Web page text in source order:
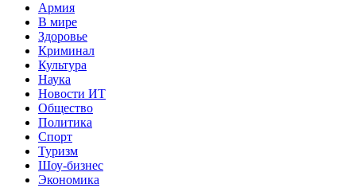
Армия
В мире
Здоровье
Криминал
Культура
Наука
Новости ИТ
Общество
Политика
Спорт
Туризм
Шоу-бизнес
Экономика